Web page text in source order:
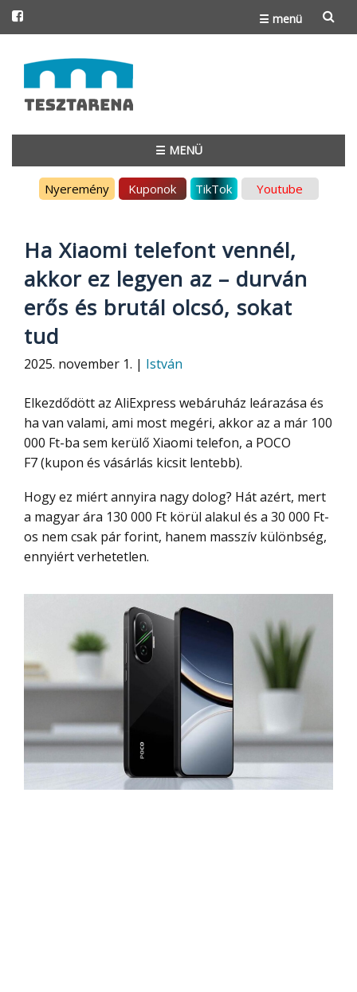
☰ menü
to
content
☰ MENÜ
Nyeremény Kuponok TikTok Youtube
Ha Xiaomi telefont vennél,
akkor ez legyen az – durván
erős és brutál olcsó, sokat
tud
2025. november 1. | István
Elkezdődött az AliExpress webáruház leárazása és
ha van valami, ami most megéri, akkor az a már 100
000 Ft-ba sem kerülő Xiaomi telefon, a POCO
F7 (kupon és vásárlás kicsit lentebb).
Hogy ez miért annyira nagy dolog? Hát azért, mert
a magyar ára 130 000 Ft körül alakul és a 30 000 Ft-
os nem csak pár forint, hanem masszív különbség,
ennyiért verhetetlen.